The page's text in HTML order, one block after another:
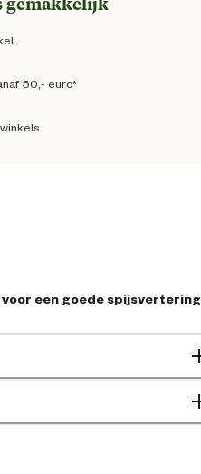
50,- euro*
een goede spijsvertering